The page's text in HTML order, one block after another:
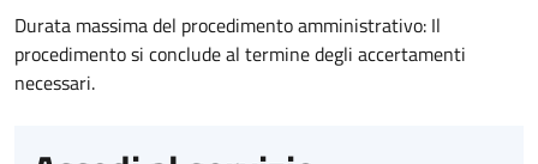
Durata massima del procedimento amministrativo: Il
procedimento si conclude al termine degli accertamenti
necessari.